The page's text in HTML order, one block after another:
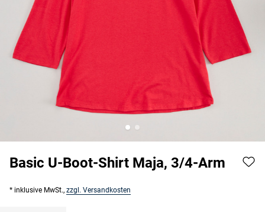
Basic U-Boot-Shirt Maja, 3/4-Arm
* inklusive MwSt., zzgl. Versandkosten